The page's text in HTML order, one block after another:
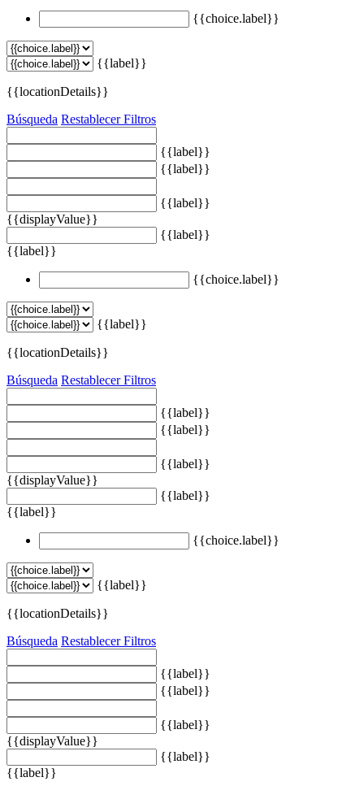
{{choice.label}}
{{label}}
{{locationDetails}}
Búsqueda Restablecer Filtros
{{label}}
{{label}}
{{label}}
{{displayValue}}
{{label}}
{{label}}
{{choice.label}}
{{label}}
{{locationDetails}}
Búsqueda Restablecer Filtros
{{label}}
{{label}}
{{label}}
{{displayValue}}
{{label}}
{{label}}
{{choice.label}}
{{label}}
{{locationDetails}}
Búsqueda Restablecer Filtros
{{label}}
{{label}}
{{label}}
{{displayValue}}
{{label}}
{{label}}